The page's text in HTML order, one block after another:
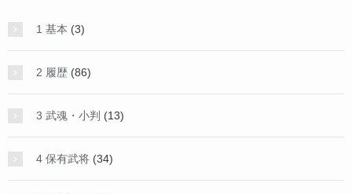
1 基本 (3)
2 履歴 (86)
3 武魂・小判 (13)
4 保有武将 (34)